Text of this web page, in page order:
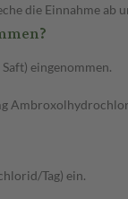
die Einnahme ab
eingenommen.
Tag) ein.